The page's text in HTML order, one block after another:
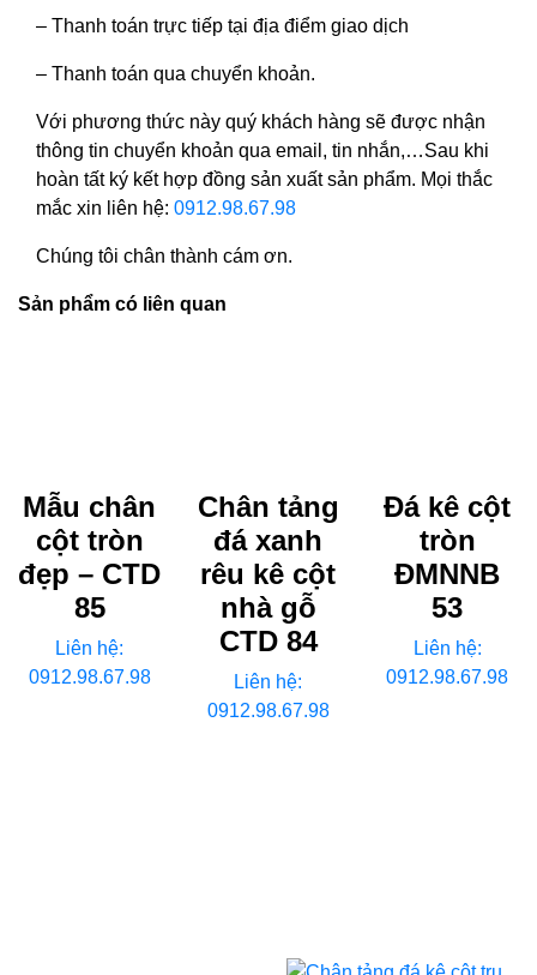
– Thanh toán trực tiếp tại địa điểm giao dịch
– Thanh toán qua chuyển khoản.
Với phương thức này quý khách hàng sẽ được nhận
thông tin chuyển khoản qua email, tin nhắn,…Sau khi
hoàn tất ký kết hợp đồng sản xuất sản phẩm. Mọi thắc
mắc xin liên hệ: 0912.98.67.98
Chúng tôi chân thành cám ơn.
Sản phẩm có liên quan
Mẫu chân
cột tròn
đẹp – CTD
85
Liên hệ:
0912.98.67.98
Chân tảng
đá xanh
rêu kê cột
nhà gỗ
CTD 84
Liên hệ:
0912.98.67.98
Đá kê cột
tròn
ĐMNNB
53
Liên hệ:
0912.98.67.98